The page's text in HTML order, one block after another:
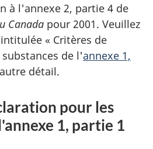
à l'annexe 2, partie 4 de
Canada pour 2001. Veuillez
« Critères de
de l'annexe 1,
détail.
pour les
1, partie 1